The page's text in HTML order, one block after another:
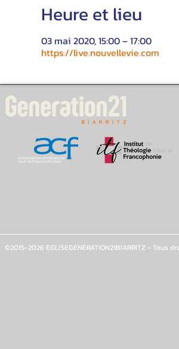
Heure et lieu
03 mai 2020, 15:00 – 17:00
https://live.nouvellevie.com
©2015-2026 EGLISEGENERATION21BIARRITZ - Tous